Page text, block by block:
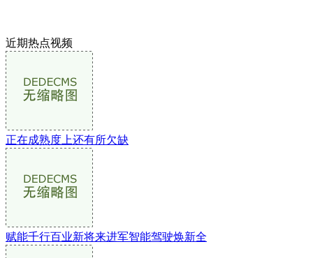
近期热点视频
正在成熟度上还有所欠缺
赋能千行百业新将来进军智能驾驶焕新全